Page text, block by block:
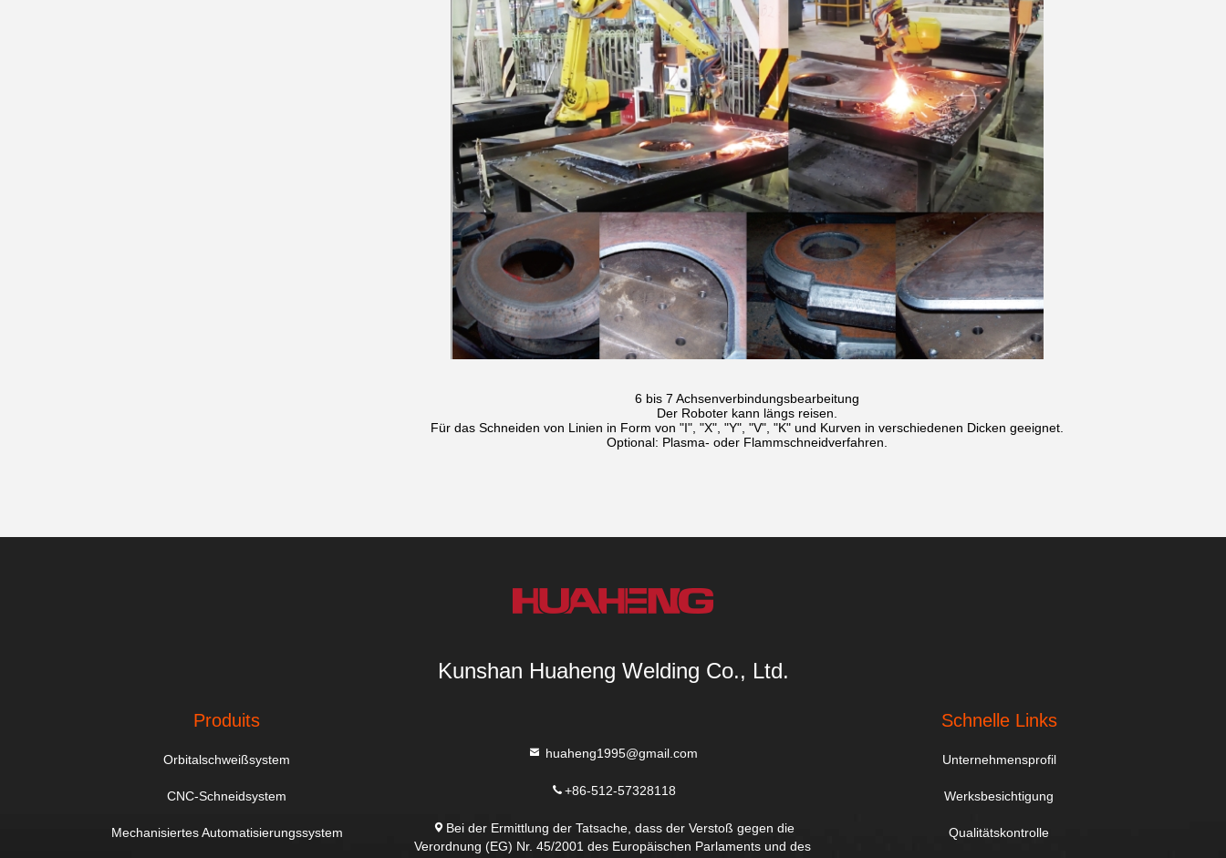
6 bis 7 Achsenverbindungsbearbeitung
Der Roboter kann längs reisen.
Für das Schneiden von Linien in Form von "I", "X", "Y", "V", "K" und Kurven in verschiedenen Dicken geeignet.
Optional: Plasma- oder Flammschneidverfahren.
Kunshan Huaheng Welding Co., Ltd.
Produits
Orbitalschweißsystem
CNC-Schneidsystem
Mechanisiertes Automatisierungssystem
huaheng1995@gmail.com
+86-512-57328118
Bei der Ermittlung der Tatsache, dass der Verstoß gegen die
Verordnung (EG) Nr. 45/2001 des Europäischen Parlaments und des
Schnelle Links
Unternehmensprofil
Werksbesichtigung
Qualitätskontrolle